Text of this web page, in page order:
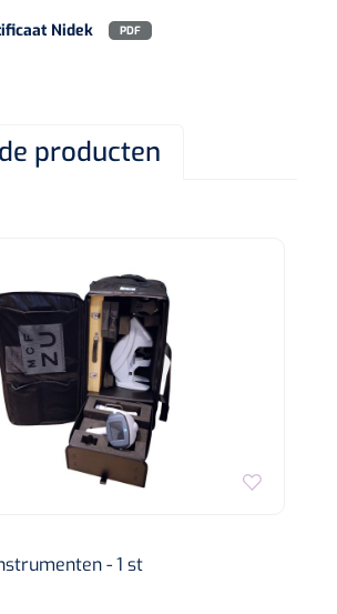
Nidek PDF
producten
- 1 st